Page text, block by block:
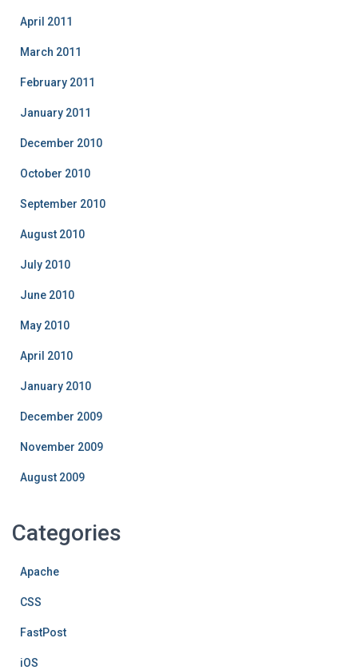
April 2011
March 2011
February 2011
January 2011
December 2010
October 2010
September 2010
August 2010
July 2010
June 2010
May 2010
April 2010
January 2010
December 2009
November 2009
August 2009
Categories
Apache
CSS
FastPost
iOS